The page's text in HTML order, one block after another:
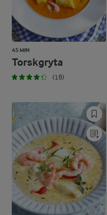
45 MIN
Torskgryta
(18)